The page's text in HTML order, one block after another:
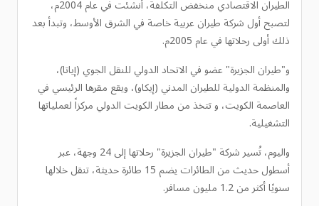
الطيران الاقتصادي منخفض التكلفة، أُنشئت في عام 2004م،
لتصبح أول شركة طيران عربية خاصة في الشرق الأوسط، وتبدأ بعد
ذلك أولى رحلاتها في عام 2005م.
و"طيران الجزيرة" عضو في الاتحاد الدولي للنقل الجوي (إياتا)،
والمنظمة الدولية للطيران المدني (إيكاو)، ويقع مقرها الرئيسي في
العاصمة الكويت، و تتخذ من مطار الكويت الدولي مركزاً لعملياتها
التشغيلية.
واليوم، تُسير شركة "طيران الجزيرة" رحلاتها إلى 24 وجهة، عبر
أسطول حديث من الطائرات يضم 15 طائرة حديثة، تنقل خلالها
سنويًا أكثر من 1.2 مليون مسافر.